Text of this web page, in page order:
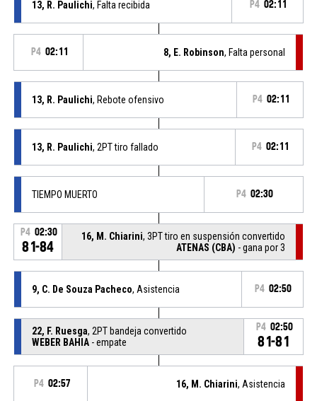
13, R. Paulichi, Falta recibida P4 02:11
P4 02:11 8, E. Robinson, Falta personal
13, R. Paulichi, Rebote ofensivo P4 02:11
13, R. Paulichi, 2PT tiro fallado P4 02:11
TIEMPO MUERTO P4 02:30
P4 02:30
81-84
16, M. Chiarini, 3PT tiro en suspensión convertido
ATENAS (CBA) - gana por 3
9, C. De Souza Pacheco, Asistencia P4 02:50
22, F. Ruesga, 2PT bandeja convertido
WEBER BAHIA- empate
P4 02:50
81-81
P4 02:57 16, M. Chiarini, Asistencia